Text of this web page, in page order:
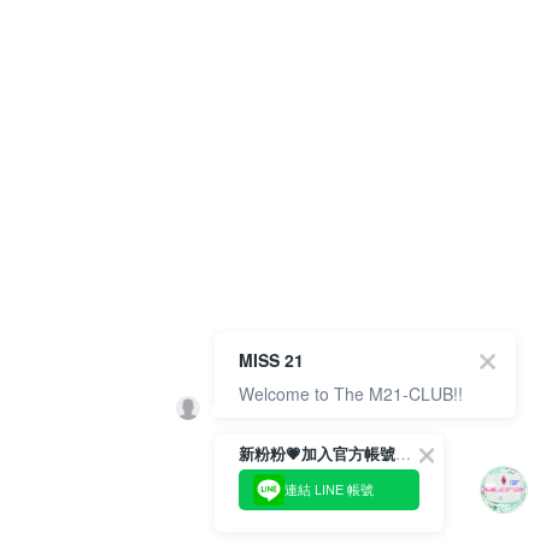
新粉粉💗加入官方帳號綁定會員成功拿✨$100優惠券✨
連結 LINE 帳號
MISS 21
Welcome to The M21-CLUB!!